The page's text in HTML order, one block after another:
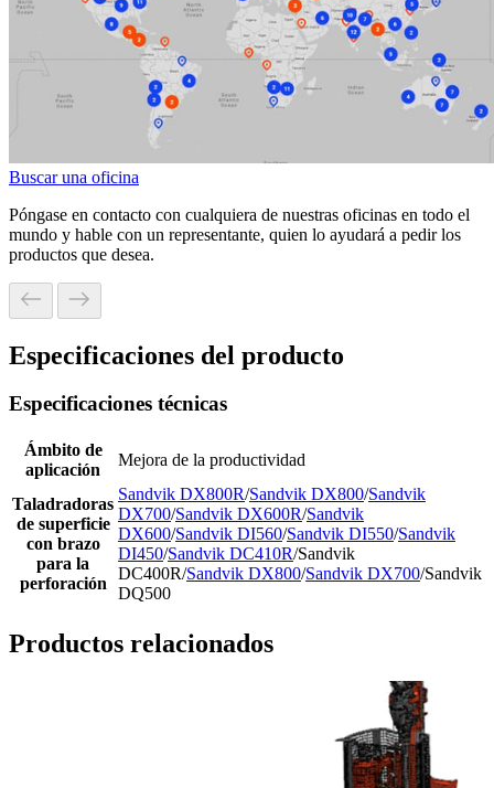
Buscar una oficina
Póngase en contacto con cualquiera de nuestras oficinas en todo el
mundo y hable con un representante, quien lo ayudará a pedir los
productos que desea.
Especificaciones del producto
Especificaciones técnicas
Ámbito de
aplicación
Mejora de la productividad
Taladradoras
de superficie
con brazo
para la
perforación
Sandvik DX800R/Sandvik DX800/Sandvik
DX700/Sandvik DX600R/Sandvik
DX600/Sandvik DI560/Sandvik DI550/Sandvik
DI450/Sandvik DC410R/Sandvik
DC400R/Sandvik DX800/Sandvik DX700/Sandvik
DQ500
Productos relacionados